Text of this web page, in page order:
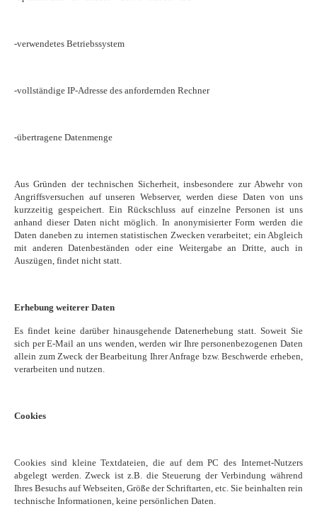
-verwendetes Betriebssystem
-vollständige IP-Adresse des anfordernden Rechner
-übertragene Datenmenge
Aus Gründen der technischen Sicherheit, insbesondere zur Abwehr von
Angriffsversuchen auf unseren Webserver, werden diese Daten von uns
kurzzeitig gespeichert. Ein Rückschluss auf einzelne Personen ist uns
anhand dieser Daten nicht möglich. In anonymisierter Form werden die
Daten daneben zu internen statistischen Zwecken verarbeitet; ein Abgleich
mit anderen Datenbeständen oder eine Weitergabe an Dritte, auch in
Auszügen, findet nicht statt.
Erhebung weiterer Daten
Es findet keine darüber hinausgehende Datenerhebung statt. Soweit Sie
sich per E-Mail an uns wenden, werden wir Ihre personenbezogenen Daten
allein zum Zweck der Bearbeitung Ihrer Anfrage bzw. Beschwerde erheben,
verarbeiten und nutzen.
Cookies
Cookies sind kleine Textdateien, die auf dem PC des Internet-Nutzers
abgelegt werden. Zweck ist z.B. die Steuerung der Verbindung während
Ihres Besuchs auf Webseiten, Größe der Schriftarten, etc. Sie beinhalten rein
technische Informationen, keine persönlichen Daten.